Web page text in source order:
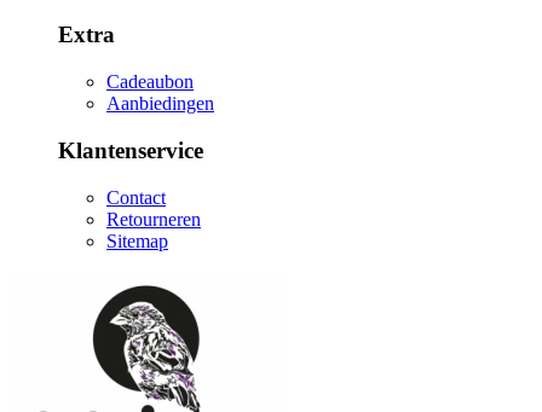
Extra
Cadeaubon
Aanbiedingen
Klantenservice
Contact
Retourneren
Sitemap